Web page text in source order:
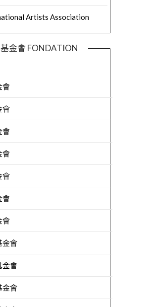
Artists Association
金會 FONDATION
會
會
會
會
會
會
會
金會
金會
金會